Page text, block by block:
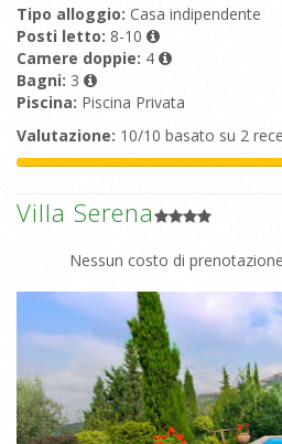
Tipo alloggio: Casa indipendente
Posti letto: 8-10
Camere doppie: 4
Bagni: 3
Piscina: Piscina Privata
Valutazione: 10/10 basato su 2
Villa Serena
Nessun costo di prenotazione